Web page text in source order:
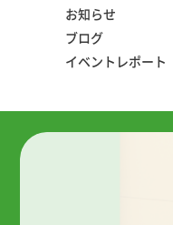
お知らせ
ブログ
イベントレポート